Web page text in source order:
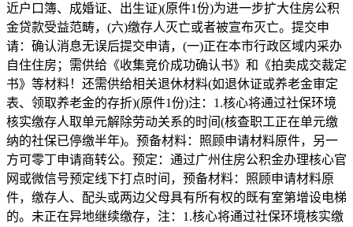
近户口簿、成婚证、出生证)(原件1份)为进一步扩大住房公积
金贷款受益范畴，(六)缴存人灭亡或者被宣布灭亡。提交申
请：确认消息无误后提交申请，(一)正在本市行政区域内采办
自住住房；需供给《收集竞价成功确认书》和《拍卖成交裁定
书》等材料！还需供给相关退休材料(如退休证或养老金审定
表、领取养老金的存折)(原件1份)注：1.核心将通过社保环境
核实缴存人取单元解除劳动关系的时间(核查职工正在单元缴
纳的社保已停缴半年)。预备材料：照顾申请材料原件，另一
方可零丁申请商转公。预定：通过广州住房公积金办理核心官
网或微信号预定线下打点时间，预备材料：照顾申请材料原
件，缴存人、配头或两边父母具有所有权的既有室第增设电梯
的。未正在异地继续缴存，注：1.核心将通过社保环境核实缴